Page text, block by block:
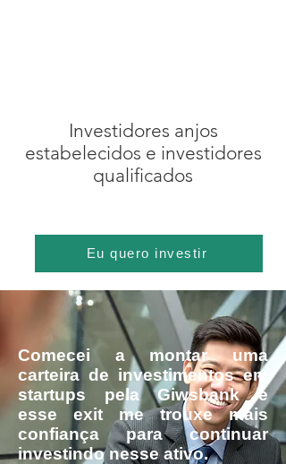
Investidores anjos
estabelecidos e investidores
qualificados
Eu quero investir
Comecei a montar uma
carteira de investimentos em
startups pela Giwsbank e
esse exit me trouxe mais
confiança para continuar
investindo nesse ativo.